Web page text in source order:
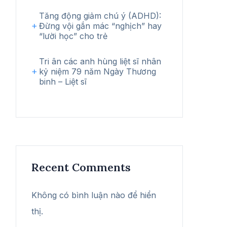
Tăng động giảm chú ý (ADHD):
Đừng vội gắn mác “nghịch” hay
“lười học” cho trẻ
Tri ân các anh hùng liệt sĩ nhân
kỷ niệm 79 năm Ngày Thương
binh – Liệt sĩ
Recent Comments
Không có bình luận nào để hiển
thị.